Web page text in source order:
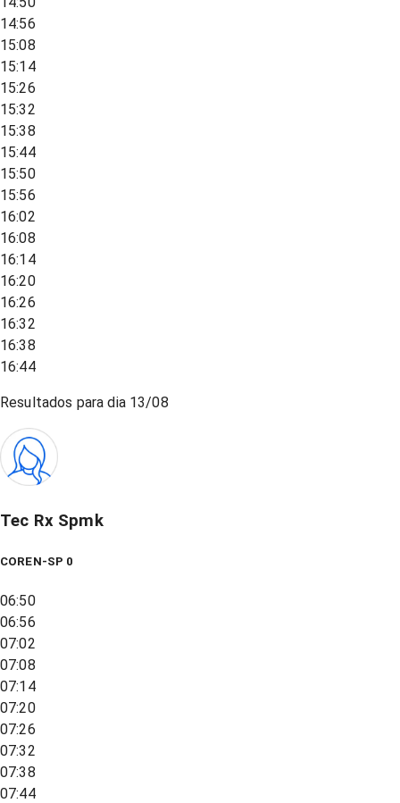
14:56
15:08
15:14
15:26
15:32
15:38
15:44
15:50
15:56
16:02
16:08
16:14
16:20
16:26
16:32
16:38
16:44
Resultados para dia 13/08
Tec Rx Spmk
COREN-SP 0
06:50
06:56
07:02
07:08
07:14
07:20
07:26
07:32
07:38
07:44